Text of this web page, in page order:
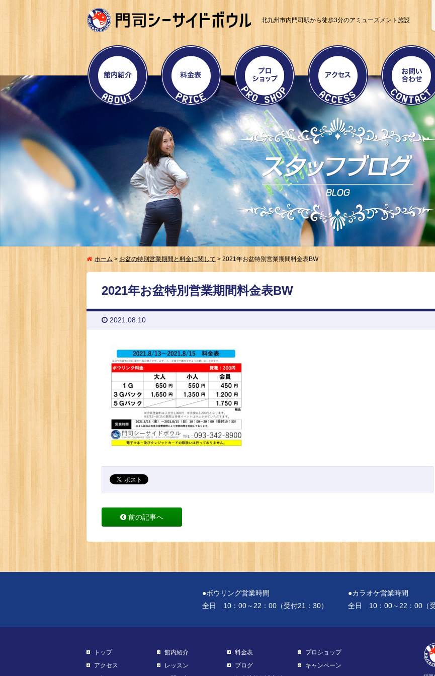
北九州市内門司駅から徒歩3分のアミューズメント施設
ホーム > お盆の特別営業期間と料金に関して > 2021年お盆特別営業期間料金表BW
2021年お盆特別営業期間料金表BW
2021.08.10
前の記事へ
●ボウリング営業時間
全日 10：00～22：00（受付21：30）
●カラオケ営業時間
全日 10：00～22：00（受
トップ 館内紹介 料金表
プロショップ
アクセス
レッスン ブログ
キャンペーン